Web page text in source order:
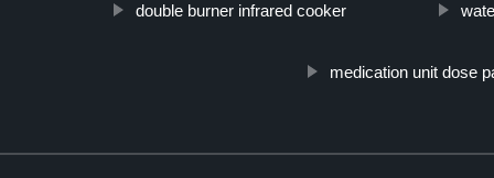
double burner infrared cooker
medication unit dose